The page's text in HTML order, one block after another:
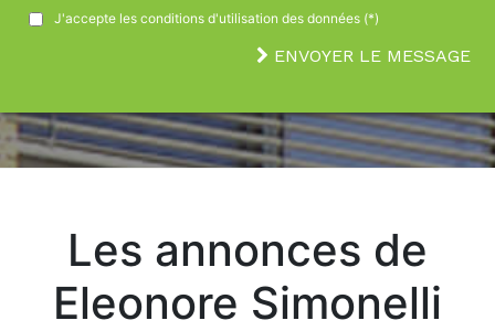
J'accepte les conditions d'utilisation des données (*)
ENVOYER LE MESSAGE
Les annonces de
Eleonore Simonelli